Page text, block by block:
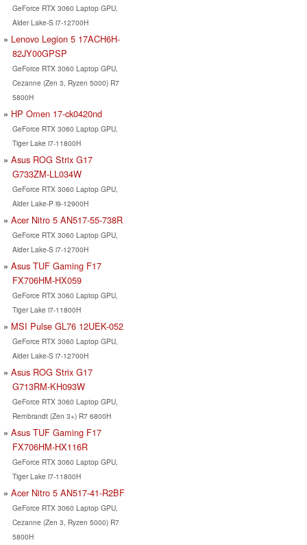
GeForce RTX 3060 Laptop GPU,
Alder Lake-S i7-12700H
Lenovo Legion 5 17ACH6H-
82JY00GPSP
GeForce RTX 3060 Laptop GPU,
Cezanne (Zen 3, Ryzen 5000) R7
5800H
HP Omen 17-ck0420nd
GeForce RTX 3060 Laptop GPU,
Tiger Lake i7-11800H
Asus ROG Strix G17
G733ZM-LL034W
GeForce RTX 3060 Laptop GPU,
Alder Lake-P i9-12900H
Acer Nitro 5 AN517-55-738R
GeForce RTX 3060 Laptop GPU,
Alder Lake-S i7-12700H
Asus TUF Gaming F17
FX706HM-HX059
GeForce RTX 3060 Laptop GPU,
Tiger Lake i7-11800H
MSI Pulse GL76 12UEK-052
GeForce RTX 3060 Laptop GPU,
Alder Lake-S i7-12700H
Asus ROG Strix G17
G713RM-KH093W
GeForce RTX 3060 Laptop GPU,
Rembrandt (Zen 3+) R7 6800H
Asus TUF Gaming F17
FX706HM-HX116R
GeForce RTX 3060 Laptop GPU,
Tiger Lake i7-11800H
Acer Nitro 5 AN517-41-R2BF
GeForce RTX 3060 Laptop GPU,
Cezanne (Zen 3, Ryzen 5000) R7
5800H